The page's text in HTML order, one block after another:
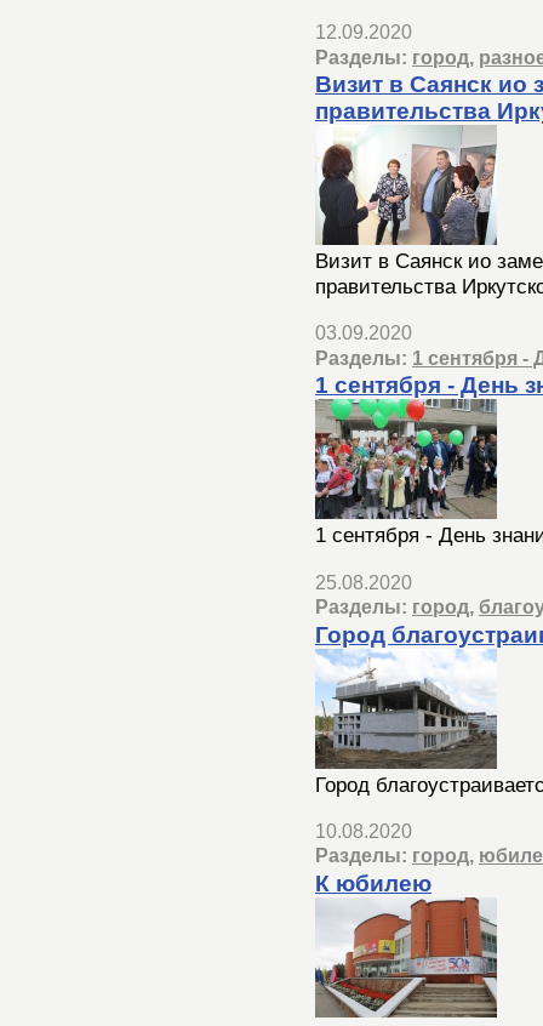
12.09.2020
Разделы: город,
Визит в Саянск ио
правительства
Визит в Саянск ио
правительства
03.09.2020
Разделы: 1 сентября -
1 сентября - День
1 сентября - День
25.08.2020
Разделы: город,
Город
Город
10.08.2020
Разделы: город,
К юбилею